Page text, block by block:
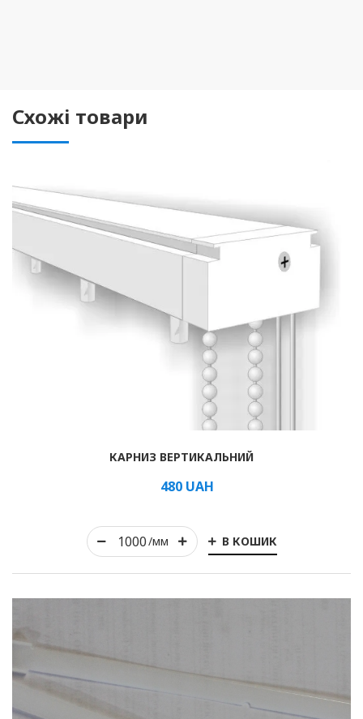
Горизонтальні жалюзі
Римські
Схожі товари
/мм В КОШИК
КАРНИЗ ВЕРТИКАЛЬНИЙ
480 UAH